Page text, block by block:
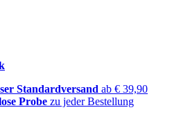
Standardversand ab € 39,90
Probe zu jeder Bestellung